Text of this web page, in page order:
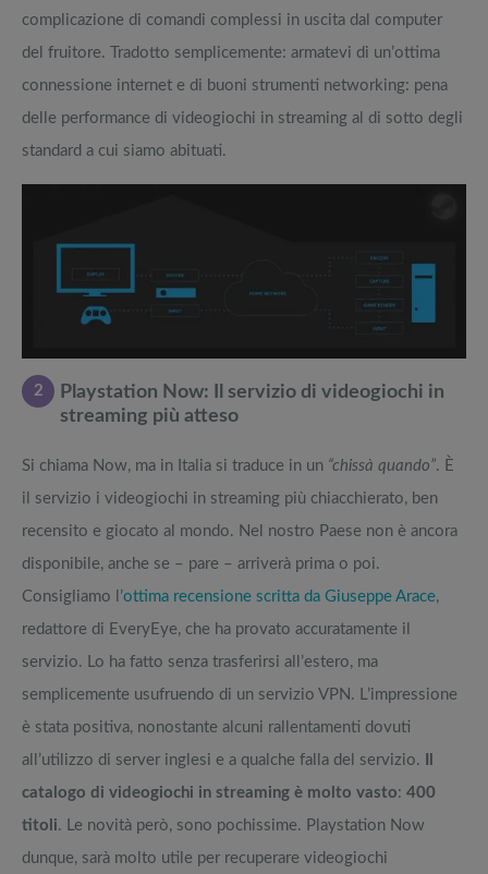
complicazione di comandi complessi in uscita dal computer
del fruitore. Tradotto semplicemente: armatevi di un’ottima
connessione internet e di buoni strumenti networking: pena
delle performance di videogiochi in streaming al di sotto degli
standard a cui siamo abituati.
2
Playstation Now: Il servizio di videogiochi in
streaming più atteso
Si chiama Now, ma in Italia si traduce in un “chissà quando”. È
il servizio i videogiochi in streaming più chiacchierato, ben
recensito e giocato al mondo. Nel nostro Paese non è ancora
disponibile, anche se – pare – arriverà prima o poi.
Consigliamo l ’ottima recensione scritta da Giuseppe Arace,
redattore di EveryEye, che ha provato accuratamente il
servizio. Lo ha fatto senza trasferirsi all’estero, ma
semplicemente usufruendo di un servizio VPN. L’impressione
è stata positiva, nonostante alcuni rallentamenti dovuti
all’utilizzo di server inglesi e a qualche falla del servizio.
catalogo di videogiochi in streaming è molto vasto: 400
titoli. Le novità però, sono pochissime. Playstation Now
dunque, sarà molto utile per recuperare videogiochi